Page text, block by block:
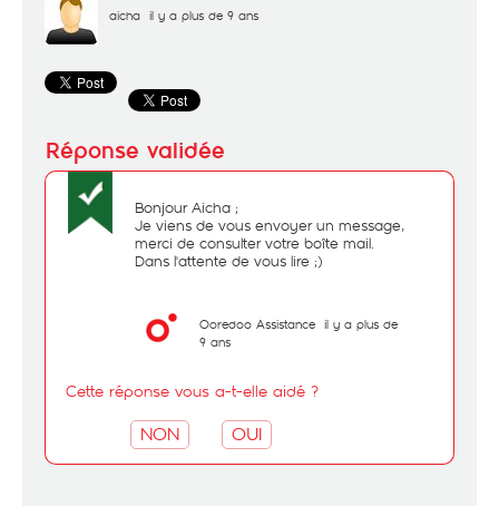
aicha il y a plus de 9 ans
Bonjour Aicha ;
Je viens de vous envoyer un message,
merci de consulter votre boîte mail.
Dans l'attente de vous lire ;)
Ooredoo Assistance il y a plus de
9 ans
Cette réponse vous a-t-elle aidé ?
NON OUI